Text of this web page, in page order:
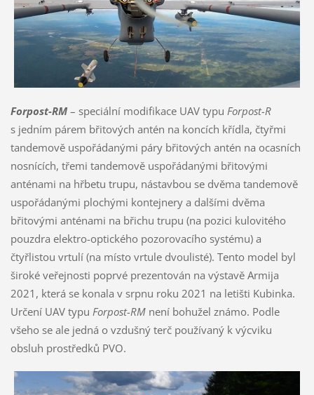
Forpost-RM– speciální modifikace UAV typu Forpost-R
s jedním párem břitových antén na koncích křídla, čtyřmi
tandemově uspořádanými páry břitových antén na ocasních
nosnících, třemi tandemově uspořádanými břitovými
anténami na hřbetu trupu, nástavbou se dvěma tandemově
uspořádanými plochými kontejnery a dalšími dvěma
břitovými anténami na břichu trupu (na pozici kulovitého
pouzdra elektro-optického pozorovacího systému) a
čtyřlistou vrtulí (na místo vrtule dvoulisté). Tento model byl
široké veřejnosti poprvé prezentován na výstavě Armija
2021, která se konala v srpnu roku 2021 na letišti Kubinka.
Určení UAV typu Forpost-RMnení bohužel známo. Podle
všeho se ale jedná o vzdušný terč používaný k výcviku
obsluh prostředků PVO.